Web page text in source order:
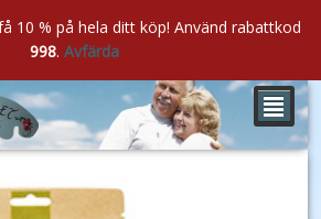
²
10 % på hela ditt köp! Använd rabattkod
998. Avfärda